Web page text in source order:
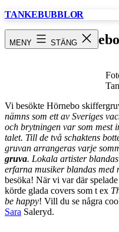
Hoppa
TANKEBUBBLOR
MENY STÄNG
Vi besökte Hörnebo
nämns som ett av Sveriges
och brytningen var som mest
talet. Till de två schaktens
gruvan arrangeras varje
gruva. Lokala artister
erfarna musiker blandas med
besöka! När vi var där
körde glada covers som t ex
be happy! Vill du se några
Sara Saleryd.